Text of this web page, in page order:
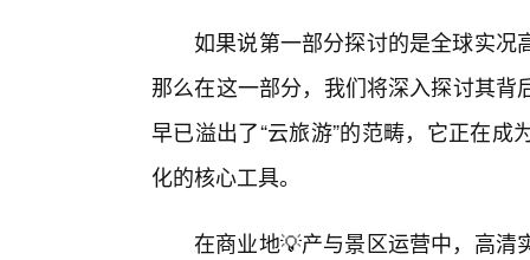
如果说第一部分探讨的是全球实况
那么在这一部分，我们将深入探讨其
早已溢出了“云旅游”的范畴，它正在
化的核心工具。
在商业地💡产与景区运营中，高清